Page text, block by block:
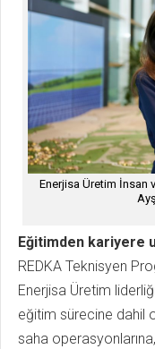
Enerjisa Üretim İnsan
Eğitimden kariyere
REDKA Teknisyen
Enerjisa Üretim
eğitim sürecine dahil
saha